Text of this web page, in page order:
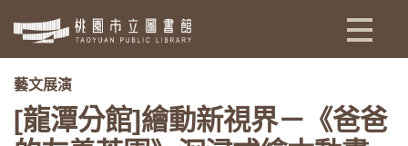
:::
藝文展演
[龍潭分館]繪動新視界－《爸爸